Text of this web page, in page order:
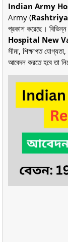
Indian Army
Army (
প্রকাশ করেছে।
Hospital New
সীমা, শিক্ষাগত
আবেদন করতে হবে তা